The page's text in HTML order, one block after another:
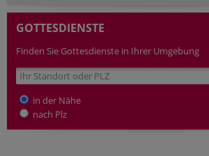
GOTTESDIENSTE
Finden Sie Gottesdienste in Ihrer Umgebung
in der Nähe
nach Plz